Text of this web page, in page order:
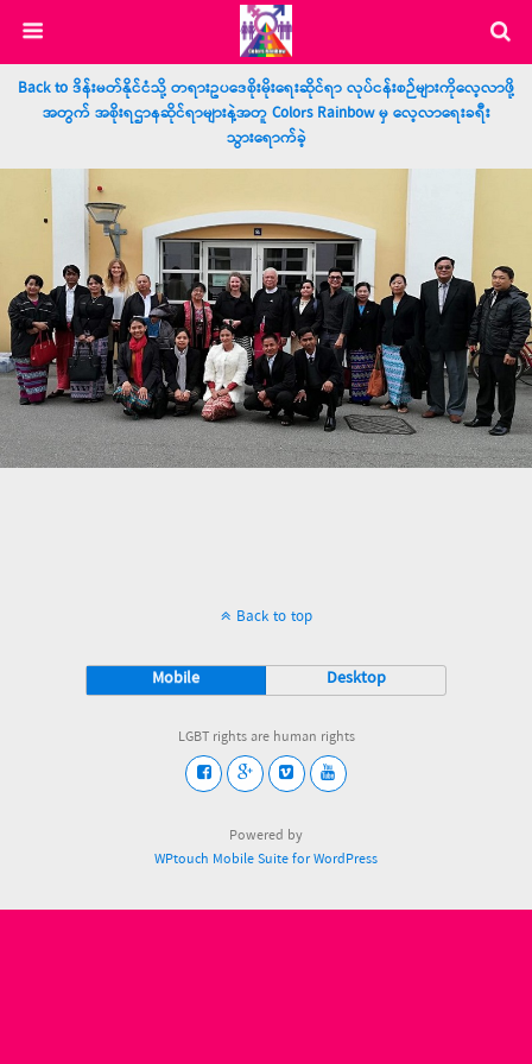
Back to ဒိန်းမတ်နိုင်ငံသို့ တရားဥပဒေစိုးမိုးရေးဆိုင်ရာ လုပ်ငန်းစဉ်များကိုလေ့လာဖို့
အတွက် အစိုးရဌာနဆိုင်ရာများနဲ့အတူ Colors Rainbow မှ လေ့လာရေးခရီး
သွားရောက်ခဲ့
Back to top
Mobile Desktop
LGBT rights are human rights
Powered by
WPtouch Mobile Suite for WordPress